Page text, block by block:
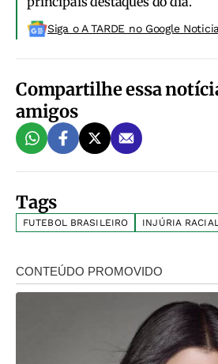
Siga o A TARDE no Google
Compartilhe essa
amigos
Tags
FUTEBOL BRASILEIRO INJÚRIA